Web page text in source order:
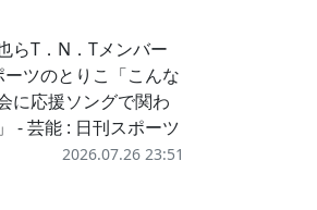
らT．N．Tメンバー
ーツのとりこ「こんな
に応援ソングで関わ
- 芸能 : 日刊スポーツ
2026.07.26 23:51